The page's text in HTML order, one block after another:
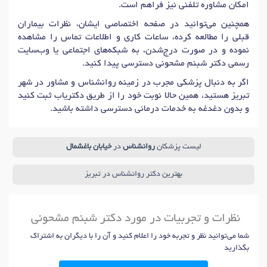
امکان مشاوره تلفنی نیز فراهم است.
همچنین می‌توانید در صفحه اختصاصی ایشان، نظرات بیماران
قبلی را مطالعه کرده، ساعات کاری و اطلاعات تماس را مشاهده
نموده و در صورت درج‌شدن، به شبکه‌های اجتماعی یا وب‌سایت
رسمی دکتر شبنم مشحونی دسترسی پیدا کنید.
اگر به دنبال پزشکی مجرب در زمینه روانشناس و مشاور در شهر
تبریز هستید، همین حالا نوبت خود را از طریق دکتریاب ثبت کنید
و بدون دغدغه به خدمات درمانی دسترسی داشته باشید.
لیست پزشکانروانشناس درخیابان باغشمال
بهترین دکتر روانشناس در تبریز
نظرات و تجربیات در مورد دکتر شبنم مشحونی
شما می‌توانید نظر و تجربه خود را اعلام کنید و آن را با دیگران به اشتراک
بگذارید